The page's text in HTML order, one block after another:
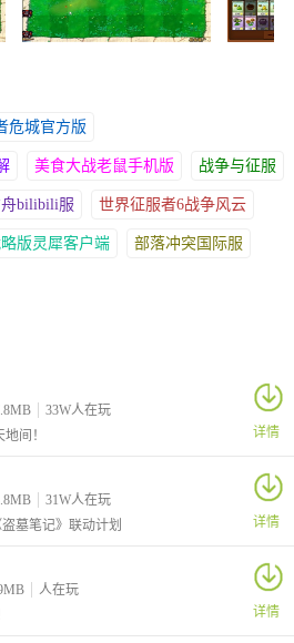
危城官方版
美食大战老鼠手机版 战争与征服
舟bilibili服 世界征服者6战争风云
版灵犀客户端 部落冲突国际服
33W人在玩
间！
详情
31W人在玩
墓笔记》联动计划
详情
人在玩
详情